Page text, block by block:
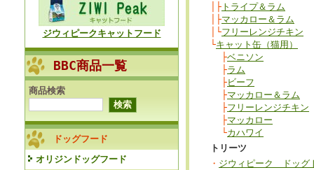
ジウィピークキャットフード
BBC商品一覧
商品検索
ドッグフード
オリジンドッグフード
│├ トライプ＆ラム
│├マッカロー＆ラム
│└フリーレンジチキン
└キャット缶（猫用）
├ベニソン
├ラム
├ビーフ
├マッカロー＆ラム
├フリーレンジチキン
├マッカロー
└カハワイ
トリーツ
・ ジウィピーク ドッグ